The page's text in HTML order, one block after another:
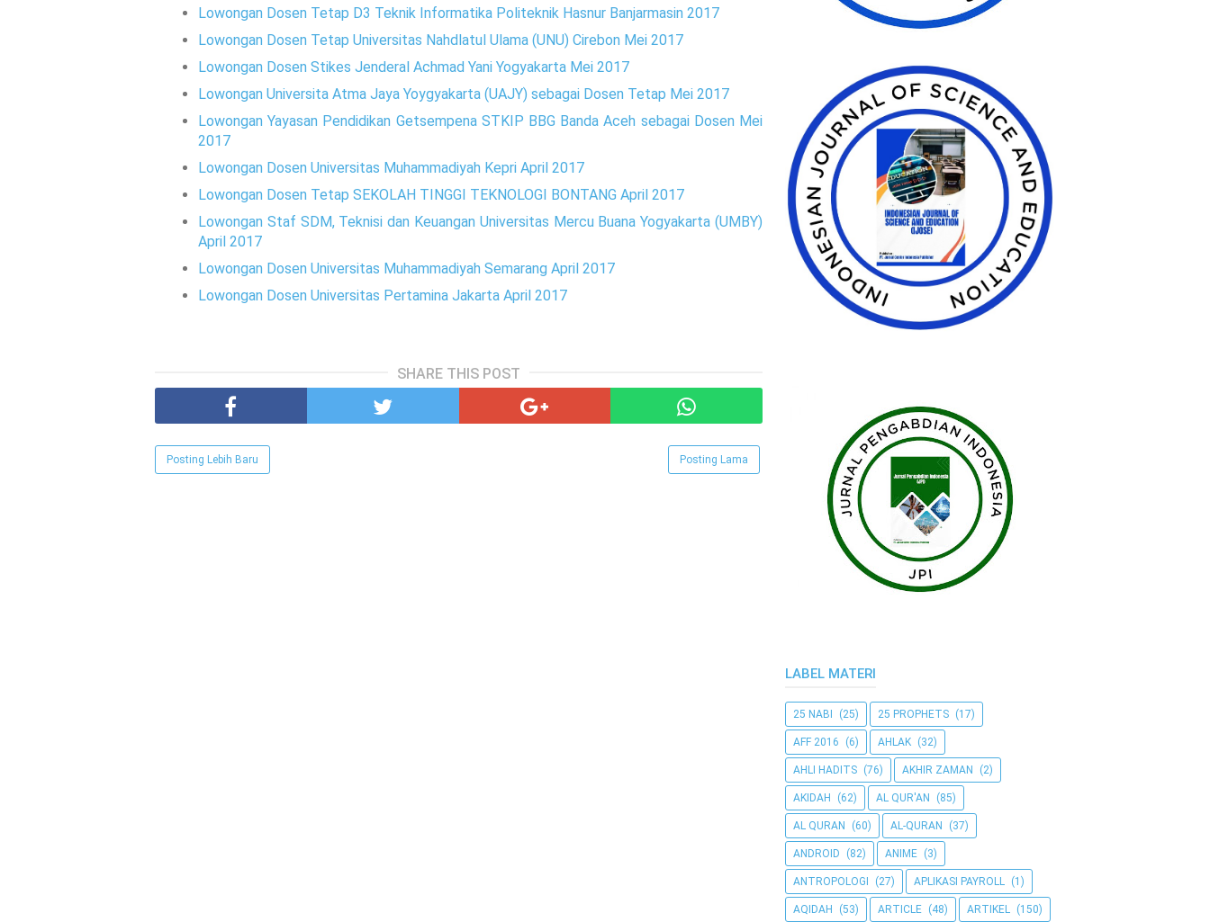
Lowongan Dosen Tetap D3 Teknik Informatika Politeknik Hasnur Banjarmasin 2017
Lowongan Dosen Tetap Universitas Nahdlatul Ulama (UNU) Cirebon Mei 2017
Lowongan Dosen Stikes Jenderal Achmad Yani Yogyakarta Mei 2017
Lowongan Universita Atma Jaya Yoygyakarta (UAJY) sebagai Dosen Tetap Mei 2017
Lowongan Yayasan Pendidikan Getsempena STKIP BBG Banda Aceh sebagai Dosen Mei
2017
Lowongan Dosen Universitas Muhammadiyah Kepri April 2017
Lowongan Dosen Tetap SEKOLAH TINGGI TEKNOLOGI BONTANG April 2017
Lowongan Staf SDM, Teknisi dan Keuangan Universitas Mercu Buana Yogyakarta (UMBY)
April 2017
Lowongan Dosen Universitas Muhammadiyah Semarang April 2017
Lowongan Dosen Universitas Pertamina Jakarta April 2017
SHARE THIS POST
Posting Lebih Baru Posting Lama
LABEL MATERI
25 NABI (25) 25 PROPHETS (17)
AFF 2016 (6) AHLAK (32)
AHLI HADITS (76) AKHIR ZAMAN (2)
AKIDAH (62) AL QUR'AN (85)
AL QURAN (60) AL-QURAN (37)
ANDROID (82) ANIME (3)
ANTROPOLOGI (27) APLIKASI PAYROLL (1)
AQIDAH (53) ARTICLE (48) ARTIKEL (150)